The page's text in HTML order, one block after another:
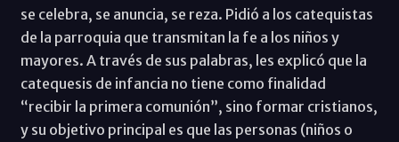
se celebra, se anuncia, se reza. Pidió a los catequistas
de la parroquia que transmitan la fe a los niños y
mayores. A través de sus palabras, les explicó que la
catequesis de infancia no tiene como finalidad
“recibir la primera comunión”, sino formar cristianos,
y su objetivo principal es que las personas (niños o